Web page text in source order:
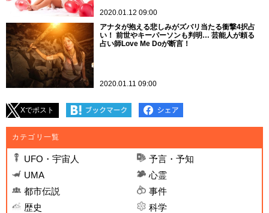
2020.01.12 09:00
アナタが抱える悲しみがズバリ当たる衝撃4択占
い！ 前世やキーパーソンも判明… 芸能人が頼る
占い師Love Me Doが断言！
2020.01.11 09:00
Xでポスト
カテゴリ一覧
UFO・宇宙人
予言・予知
UMA
心霊
都市伝説
事件
歴史
科学